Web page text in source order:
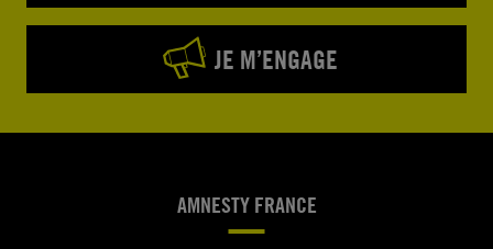
JE M’ENGAGE
AMNESTY FRANCE